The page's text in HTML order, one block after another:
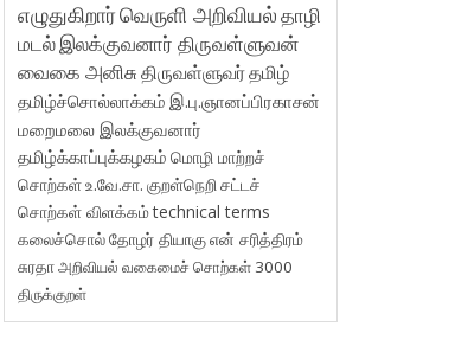
எழுதுகிறார்வெருளி அறிவியல்தாழி
மடல்இலக்குவனார் திருவள்ளுவன்
வைகை அனிசுதிருவள்ளுவர்தமிழ்
தமிழ்ச்சொல்லாக்கம் இ.பு.ஞானப்பிரகாசன்
மறைமலை இலக்குவனார்
தமிழ்க்காப்புக்கழகம் மொழி மாற்றச்
சொற்கள்உ.வே.சா. குறள்நெறி சட்டச்
சொற்கள் விளக்கம்technical terms
கலைச்சொல்தோழர் தியாகுஎன் சரித்திரம்
சுரதாஅறிவியல் வகைமைச் சொற்கள் 3000
திருக்குறள்